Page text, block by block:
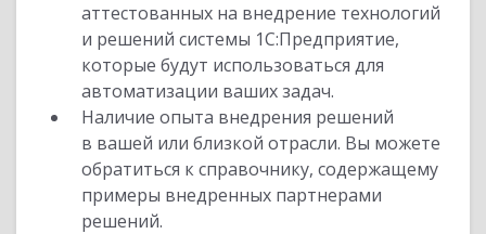
аттестованных на внедрение технологий
и решений системы 1С:Предприятие,
которые будут использоваться для
автоматизации ваших задач.
Наличие опыта внедрения решений
в вашей или близкой отрасли. Вы можете
обратиться к справочнику, содержащему
примеры внедренных партнерами
решений.